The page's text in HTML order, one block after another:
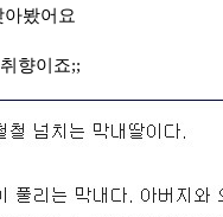
봤어요
향이죠;;